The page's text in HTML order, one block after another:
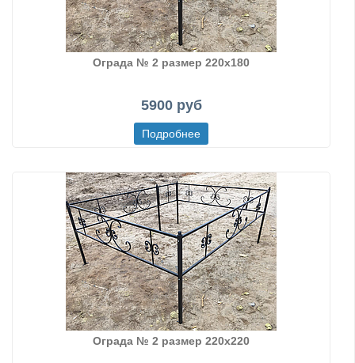
Ограда № 2 размер 220х180
5900 руб
Ограда № 2 размер 220х220